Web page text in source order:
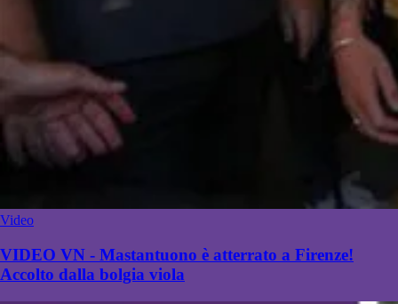
Video
VIDEO VN - Mastantuono è atterrato a Firenze!
Accolto dalla bolgia viola